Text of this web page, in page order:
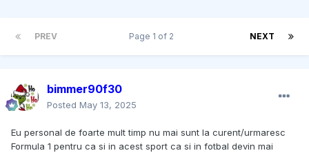
PREV NEXT
Page 1 of 2
bimmer90f30
Posted May 13, 2025
Eu personal de foarte mult timp nu mai sunt la curent/urmaresc
Formula 1 pentru ca si in acest sport ca si in fotbal devin mai